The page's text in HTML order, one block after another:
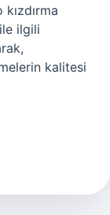
kızdırma
ilgili
kalitesi